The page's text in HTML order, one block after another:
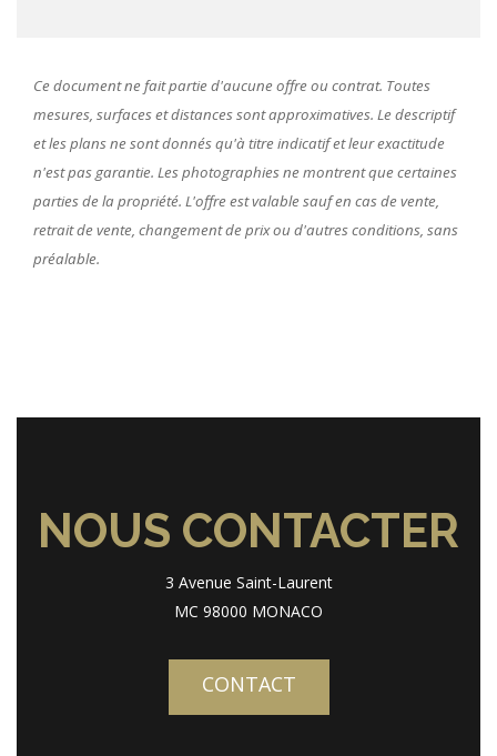
Ce document ne fait partie d'aucune offre ou contrat. Toutes
mesures, surfaces et distances sont approximatives. Le descriptif
et les plans ne sont donnés qu'à titre indicatif et leur exactitude
n'est pas garantie. Les photographies ne montrent que certaines
parties de la propriété. L'offre est valable sauf en cas de vente,
retrait de vente, changement de prix ou d'autres conditions, sans
préalable.
NOUS CONTACTER
3 Avenue Saint-Laurent
MC 98000 MONACO
CONTACT